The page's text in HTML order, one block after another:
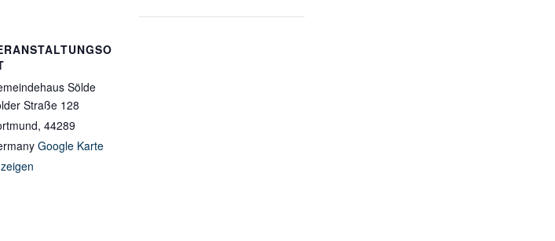
Sölde
Straße 128
, 44289
Google Karte